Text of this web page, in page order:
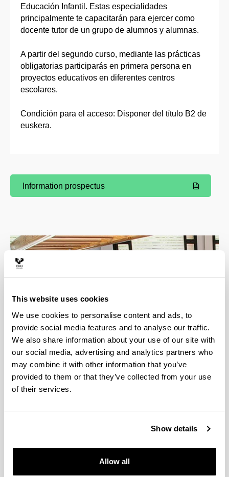
This website uses cookies
We use cookies to personalise content and ads, to
provide social media features and to analyse our traffic.
We also share information about your use of our site with
our social media, advertising and analytics partners who
may combine it with other information that you’ve
provided to them or that they’ve collected from your use
of their services.
Show details
Allow all
Educación Infantil. Estas especialidades
principalmente te capacitarán para ejercer como
docente tutor de un grupo de alumnos y alumnas.
A partir del segundo curso, mediante las prácticas
obligatorias participarás en primera persona en
proyectos educativos en diferentes centros
escolares.
Condición para el acceso: Disponer del título B2 de
euskera.
(Opens New Window)
Information prospectus
4 razones para elegir este grado